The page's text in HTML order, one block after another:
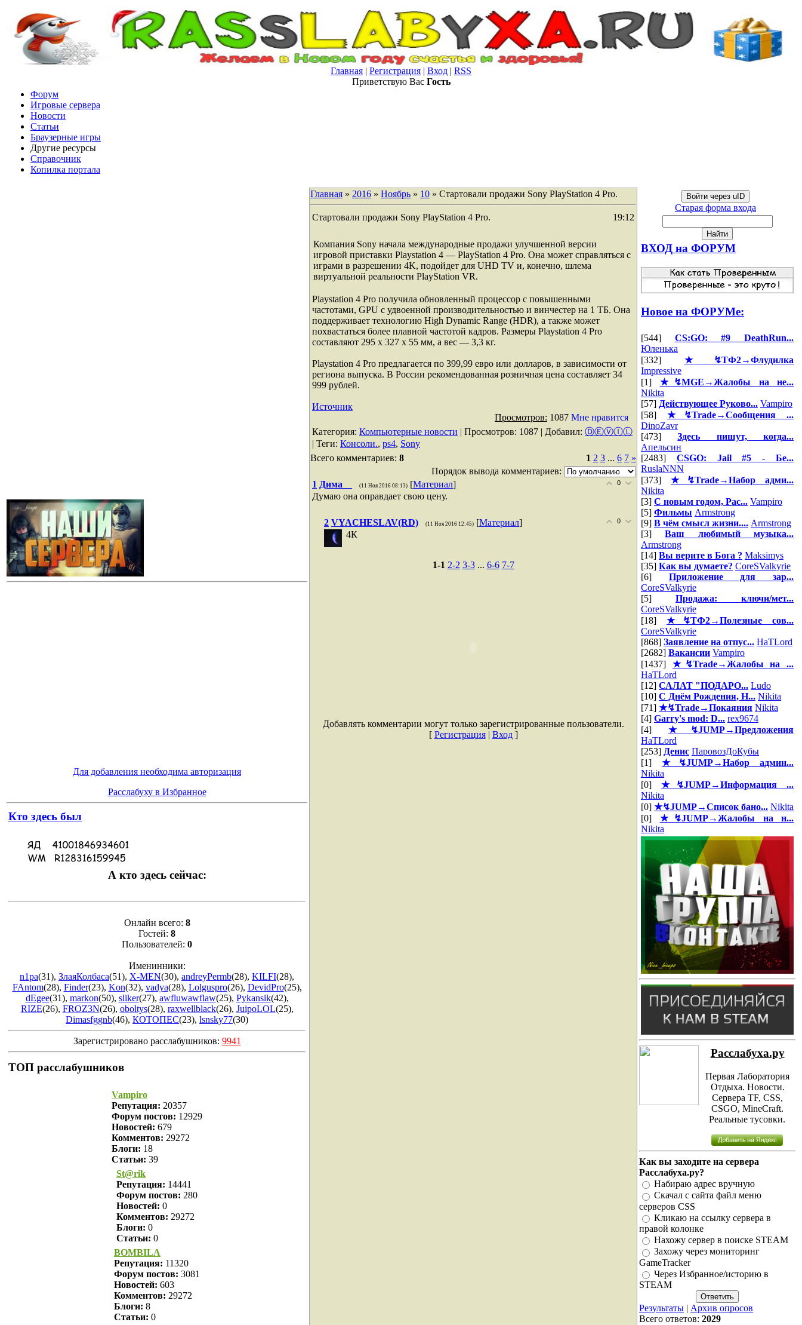
Главная | Регистрация | Вход | RSS
Приветствую Вас Гость
Форум
Игровые сервера
Новости
Статьи
Браузерные игры
Другие ресурсы
Справочник
Копилка портала
Для добавления необходима авторизация
Расслабуху в Избранное
Кто здесь был
А кто здесь сейчас:
Онлайн всего: 8
Гостей: 8
Пользователей: 0
Именинники:
n1pa(31), ЗлаяКолбаса(51), X-MEN(30), andreyPermb(28), KILFI(28),
FAntom(28), Finder(23), Kon(32), vadya(28), Lolguspro(26), DevidPro(25),
dEgee(31), markon(50), sliker(27), awfluwawflaw(25), Pykansik(42),
RIZE(26), FROZ3N(26), oboltys(28), raxwellblack(26), JuipoLOL(25),
Dimasfggnb(46), КОТОПЕС(23), lsnsky77(30)
Зарегистрировано расслабушников: 9941
ТОП расслабушников
Vampiro
Репутация: 20357
Форум постов: 12929
Новостей: 679
Комментов: 29272
Блоги: 18
Статьи: 39
St@rik
Репутация: 14441
Форум постов: 280
Новостей: 0
Комментов: 29272
Блоги: 0
Статьи: 0
BOMBILA
Репутация: 11320
Форум постов: 3081
Новостей: 603
Комментов: 29272
Блоги: 8
Статьи: 0
Главная » 2016 » Ноябрь » 10 » Стартовали продажи Sony PlayStation 4 Pro.
Стартовали продажи Sony PlayStation 4 Pro. 19:12
Компания Sony начала международные продажи улучшенной версии
игровой приставки Playstation 4 — PlayStation 4 Pro. Она может справляться с
играми в разрешении 4K, подойдет для UHD TV и, конечно, шлема
виртуальной реальности PlayStation VR.
Playstation 4 Pro получила обновленный процессор с повышенными
частотами, GPU с удвоенной производительностью и винчестер на 1 ТБ. Она
поддерживает технологию High Dynamic Range (HDR), а также может
похвастаться более плавной частотой кадров. Размеры Playstation 4 Pro
составляют 295 x 327 x 55 мм, а вес — 3,3 кг.
Playstation 4 Pro предлагается по 399,99 евро или долларов, в зависимости от
региона выпуска. В России рекомендованная розничная цена составляет 34
999 рублей.
Источник
Просмотров: 1087 Мне нравится
Категория: Компьютерные новости | Просмотров: 1087 | Добавил: ⒹⒺⓋⒾⓁ
| Теги: Консоли., ps4, Sony
Всего комментариев: 8 1 2 3 ... 6 7 »
Порядок вывода комментариев:
0
1 Дима__ (11 Ноя 2016 08:13) [Материал]
Думаю она оправдает свою цену.
0
2 VYACHESLAV(RD) (11 Ноя 2016 12:45) [Материал]
4К
1-1 2-2 3-3 ... 6-6 7-7
Добавлять комментарии могут только зарегистрированные пользователи.
[ Регистрация| Вход]
Войти через uID
Старая форма входа
ВХОД на ФОРУМ
Новое на ФОРУМе:
[544] CS:GO: #9 DeathRun...
Юленька
[332] ★↯ТФ2→Флудилка
Impressive
[1] ★↯MGE→Жалобы на не...
Nikita
[57] Действующее Руково... Vampiro
[58] ★↯Trade→Сообщения ...
DinoZavr
[473]Здесь пишут, когда...
Апельсин
[2483] CSGO: Jail #5 - Бе...
RuslaNNN
[373]★↯Trade→Набор адми...
Nikita
[3] С новым годом, Рас... Vampiro
[5] Фильмы Armstrong
[9] В чём смысл жизни.... Armstrong
[3]Ваш любимый музыка...
Armstrong
[14] Вы верите в Бога ? Maksimys
[35] Как вы думаете? CoreSValkyrie
[6] Приложение для зар...
CoreSValkyrie
[5] Продажа: ключи/мет...
CoreSValkyrie
[18] ★↯ТФ2→Полезные сов...
CoreSValkyrie
[868] Заявление на отпус... HaTLord
[2682] Вакансии Vampiro
[1437] ★↯Trade→Жалобы на ...
HaTLord
[12] САЛАТ "ПОДАРО... Ludo
[10] С Днём Рождения, Н... Nikita
[71] ★↯Trade→Покаяния Nikita
[4] Garry's mod: D... rex9674
[4] ★↯JUMP→Предложения
HaTLord
[253] Денис ПаровозДоКубы
[1]★↯JUMP→Набор админ...
Nikita
[0] ★↯JUMP→Информация ...
Nikita
[0] ★↯JUMP→Список бано... Nikita
[0] ★↯JUMP→Жалобы на н...
Nikita
Расслабуха.ру
Первая Лаборатория
Отдыха. Новости.
Сервера TF, CSS,
CSGO, MineCraft.
Реальные тусовки.
Как вы заходите на сервера
Расслабуха.ру?
Набираю адрес вручную
Скачал с сайта файл меню
серверов CSS
Кликаю на ссылку сервера в
правой колонке
Нахожу сервер в поиске STEAM
Захожу через мониторинг
GameTracker
Через Избранное/историю в
STEAM
Результаты | Архив опросов
Всего ответов: 2029